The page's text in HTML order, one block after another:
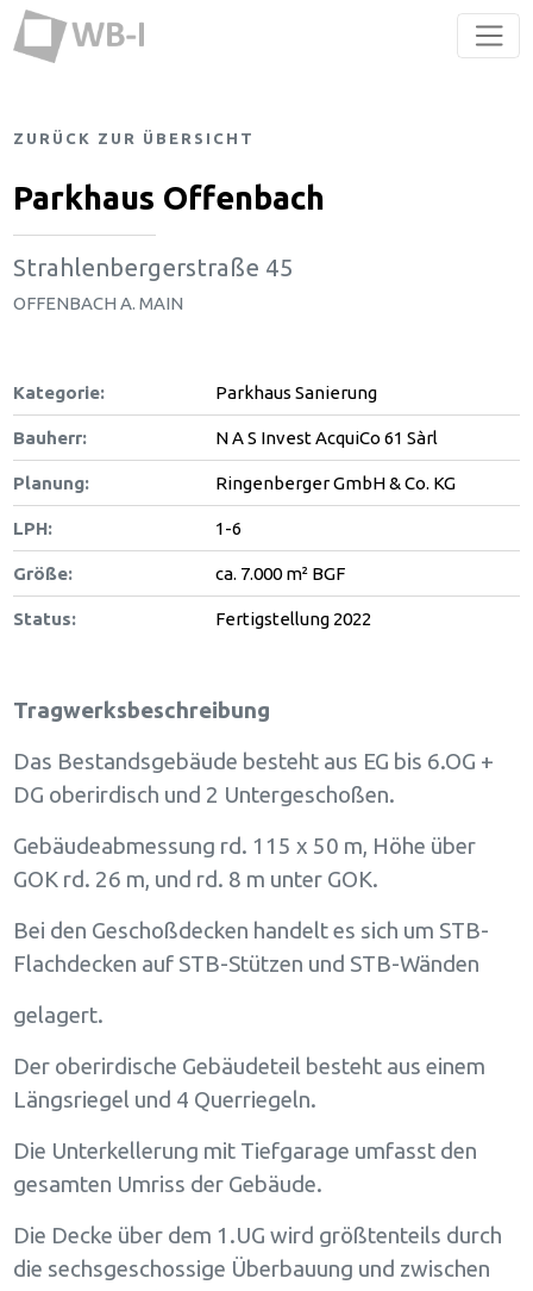
ZURÜCK ZUR ÜBERSICHT
Parkhaus Offenbach
Strahlenbergerstraße 45
OFFENBACH A. MAIN
Kategorie: Parkhaus Sanierung
Bauherr: N A S Invest AcquiCo 61 Sàrl
Planung: Ringenberger GmbH & Co. KG
LPH: 1-6
Größe: ca. 7.000 m² BGF
Status: Fertigstellung 2022
Tragwerksbeschreibung
Das Bestandsgebäude besteht aus EG bis 6.OG +
DG oberirdisch und 2 Untergeschoßen.
Gebäudeabmessung rd. 115 x 50 m, Höhe über
GOK rd. 26 m, und rd. 8 m unter GOK.
Bei den Geschoßdecken handelt es sich um STB-
Flachdecken auf STB-Stützen und STB-Wänden
gelagert.
Der oberirdische Gebäudeteil besteht aus einem
Längsriegel und 4 Querriegeln.
Die Unterkellerung mit Tiefgarage umfasst den
gesamten Umriss der Gebäude.
Die Decke über dem 1.UG wird größtenteils durch
die sechsgeschossige Überbauung und zwischen